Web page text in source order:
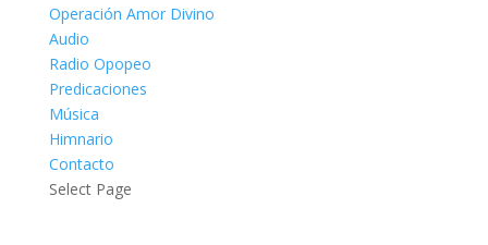
Operación Amor Divino
Audio
Radio Opopeo
Predicaciones
Música
Himnario
Contacto
Select Page